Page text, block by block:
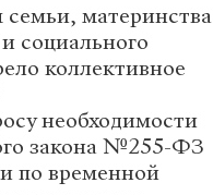
материнства
социального
коллективное
необходимости
закона №255-ФЗ
по временной